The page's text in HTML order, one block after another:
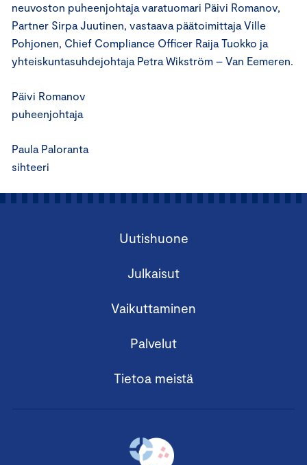
neuvoston puheenjohtaja varatuomari Päivi Romanov,
Partner Sirpa Juutinen, vastaava päätoimittaja Ville
Pohjonen, Chief Compliance Officer Raija Tuokko ja
yhteiskuntasuhdejohtaja Petra Wikström – Van Eemeren.
Päivi Romanov
puheenjohtaja
Paula Paloranta
sihteeri
Uutishuone
Julkaisut
Vaikuttaminen
Palvelut
Tietoa meistä